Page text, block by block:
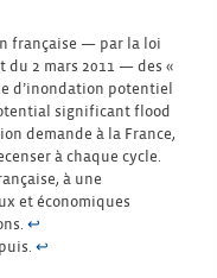
française — par la loi
du 2 mars 2011 — des «
d’inondation potentiel
significant flood
demande à la France,
à chaque cycle.
à une
et économiques
↩︎
↩︎